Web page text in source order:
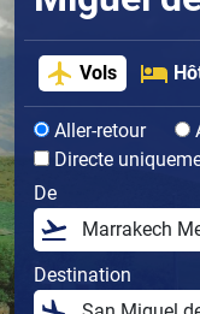
Vols
Aller-retour
Directe
De
Destination